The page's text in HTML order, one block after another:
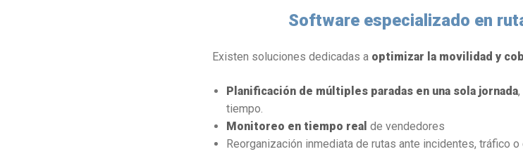
Software especializado en
Existen soluciones dedicadas a optimizar la movilidad y
Planificación de múltiples paradas en una sola jornada,
tiempo.
Monitoreo en tiempo real de vendedores
Reorganización inmediata de rutas ante incidentes, tráfico o